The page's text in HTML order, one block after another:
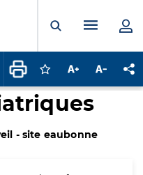
Ouvrir laMenu
Connectez-vous
Augmenter la
- site eaubonne